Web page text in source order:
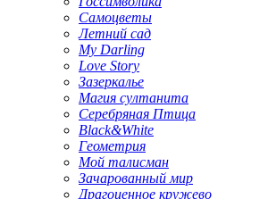
Самоцветы
Летний сад
My Darling
Love Story
Зазеркалье
Магия султанита
Серебряная Птица
Black&White
Геометрия
Мой талисман
Зачарованный мир
Драгоценное кружево